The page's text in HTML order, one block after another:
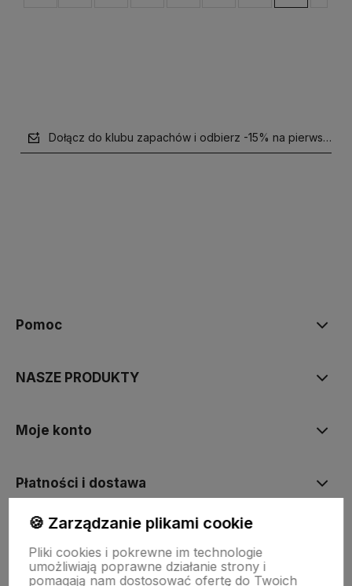
Dołącz do klubu zapachów i odbierz -15% na pierwsze
Pomoc
NASZE PRODUKTY
Moje konto
Płatności i dostawa
Informacje
🍪 Zarządzanie plikami cookie
Pliki cookies i pokrewne im technologie
umożliwiają poprawne działanie strony i
pomagają nam dostosować ofertę do Twoich